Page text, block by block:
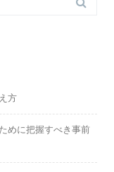
方
めに把握すべき事前